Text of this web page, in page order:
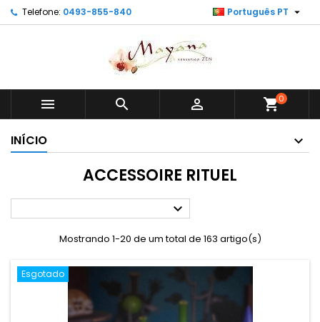
Telefone: 0493-855-840 Português PT 
   shopping_cart0
INÍCIO
ACCESSOIRE RITUEL

Mostrando 1-20 de um total de 163 artigo(s)
Esgotado